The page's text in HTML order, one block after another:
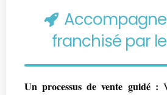
franchisé par
Un processus de vente guidé :